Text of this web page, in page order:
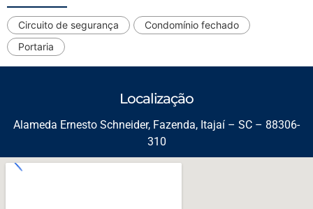
Circuito de segurança
Condomínio fechado
Portaria
Localização
Alameda Ernesto Schneider, Fazenda, Itajaí – SC – 88306-
310